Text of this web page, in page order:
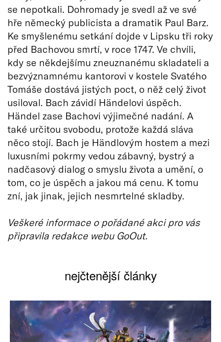
se nepotkali. Dohromady je svedl až ve své
hře německý publicista a dramatik Paul Barz.
Ke smyšlenému setkání dojde v Lipsku tři roky
před Bachovou smrtí, v roce 1747. Ve chvíli,
kdy se někdejšímu zneuznanému skladateli a
bezvýznamnému kantorovi v kostele Svatého
Tomáše dostává jistých poct, o něž celý život
usiloval. Bach závidí Händelovi úspěch.
Händel zase Bachovi výjimečné nadání. A
také určitou svobodu, protože každá sláva
něco stojí. Bach je Händlovým hostem a mezi
luxusními pokrmy vedou zábavný, bystrý a
nadčasový dialog o smyslu života a umění, o
tom, co je úspěch a jakou má cenu. K tomu
zní, jak jinak, jejich nesmrtelné skladby.
Veškeré informace o pořádané akci pro vás
připravila redakce webu GoOut.
nejčtenější články